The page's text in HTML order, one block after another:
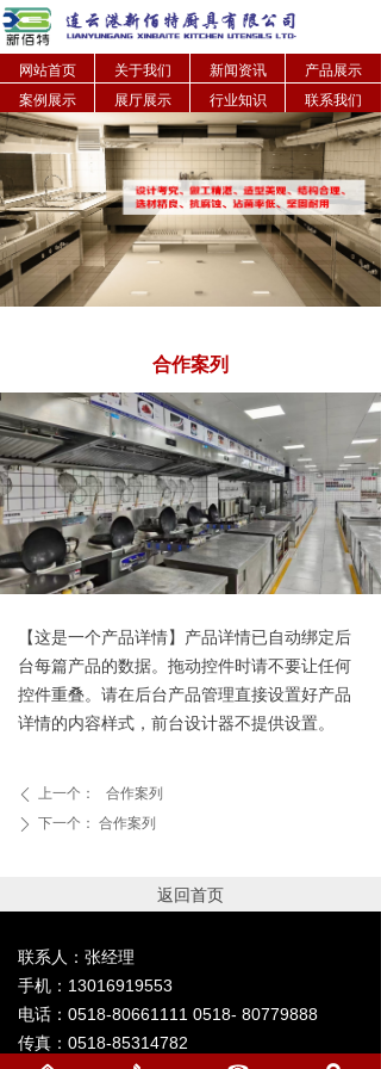
网站首页 关于我们 新闻资讯
产品展示
案例展示
展厅展示 行业知识 联系我们
【这是一个产品详情】产品详情已自动绑定后
台每篇产品的数据。拖动控件时请不要让任何
控件重叠。请在后台产品管理直接设置好产品
详情的内容样式，前台设计器不提供设置。
ꄴ 上一个： 合作案列
ꄲ 下一个： 合作案列
合作案列
联系人：张经理
手机：13016919553
电话：0518-80661111 0518- 80779888
传真：0518-85314782
返回首页